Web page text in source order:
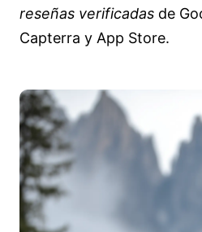
reseñas verificadas de
Capterra y App Store.